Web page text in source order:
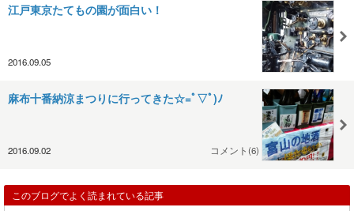
江戸東京たてもの園が面白い！
2016.09.05
麻布十番納涼まつりに行ってきた☆=ﾟ▽ﾟ)ﾉ
2016.09.02 コメント(6)
このブログでよく読まれている記事